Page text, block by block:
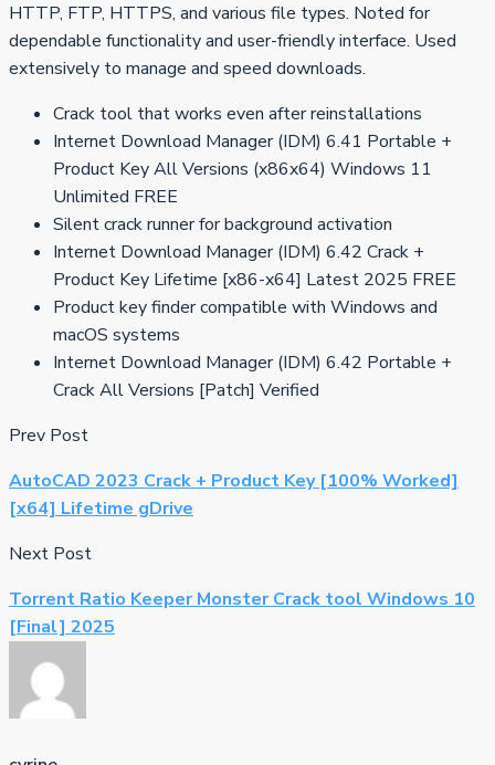
HTTP, FTP, HTTPS, and various file types. Noted for
dependable functionality and user-friendly interface. Used
extensively to manage and speed downloads.
Crack tool that works even after reinstallations
Internet Download Manager (IDM) 6.41 Portable +
Product Key All Versions (x86x64) Windows 11
Unlimited FREE
Silent crack runner for background activation
Internet Download Manager (IDM) 6.42 Crack +
Product Key Lifetime [x86-x64] Latest 2025 FREE
Product key finder compatible with Windows and
macOS systems
Internet Download Manager (IDM) 6.42 Portable +
Crack All Versions [Patch] Verified
Prev Post
AutoCAD 2023 Crack + Product Key [100% Worked]
[x64] Lifetime gDrive
Next Post
Torrent Ratio Keeper Monster Crack tool Windows 10
[Final] 2025